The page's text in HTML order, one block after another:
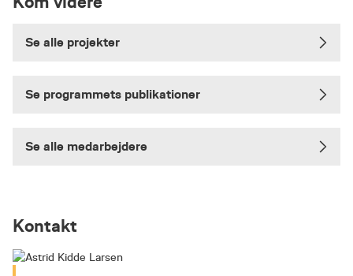
Se alle projekter
Se programmets publikationer
Se alle medarbejdere
Kontakt